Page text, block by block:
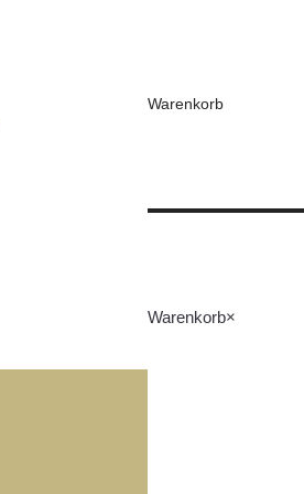
Warenkorb
Warenkorb×